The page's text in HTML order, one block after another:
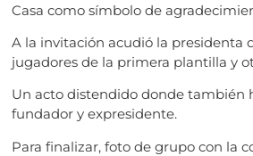
Casa como símbolo de
A la invitación acudió la presidenta
jugadores de la primera plantilla y
Un acto distendido donde también
fundador y expresidente.
Para finalizar, foto de grupo con la